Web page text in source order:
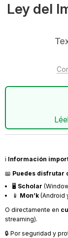
Ley del
ℹ️ Información
📖 Puedes disfrutar
🖥️ Scholar
📱 Mon’k (Android
O directamente en
streaming).
🔒 Por seguridad y